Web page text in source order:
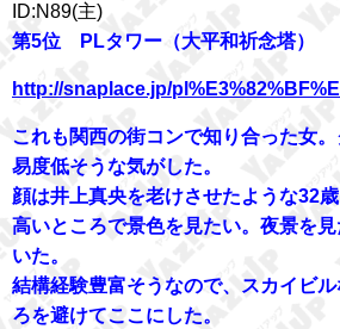
ID:N89(主)
第5位 PLタワー（大平和祈念塔）
http://snaplace.jp/
これも関西の街コンで知り合った女
易度低そうな気がした。
顔は井上真央を老けさせたような32歳
高いところで景色を見たい。夜景を
いた。
結構経験豊富そうなので、スカイビ
ろを避けてここにした。